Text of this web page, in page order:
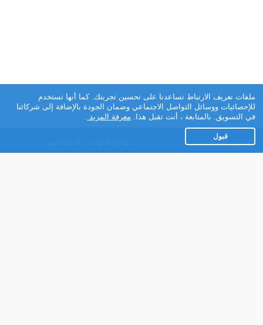
تطبيق تعارف
ملفات تعريف الارتباط تساعدنا على تحسين تجربتك. كما أنها تستخدم
للإحصائيات ووسائل التواصل الاجتماعي وضمان الجودة بالإضافة إلى شركائنا
في التسويق. بالمتابعة ، أنت تقبل هذا. معرفة المزيد .
قبول